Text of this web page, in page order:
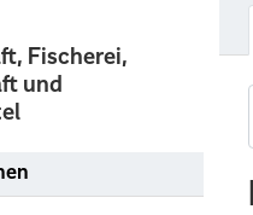
Fischerei,
und